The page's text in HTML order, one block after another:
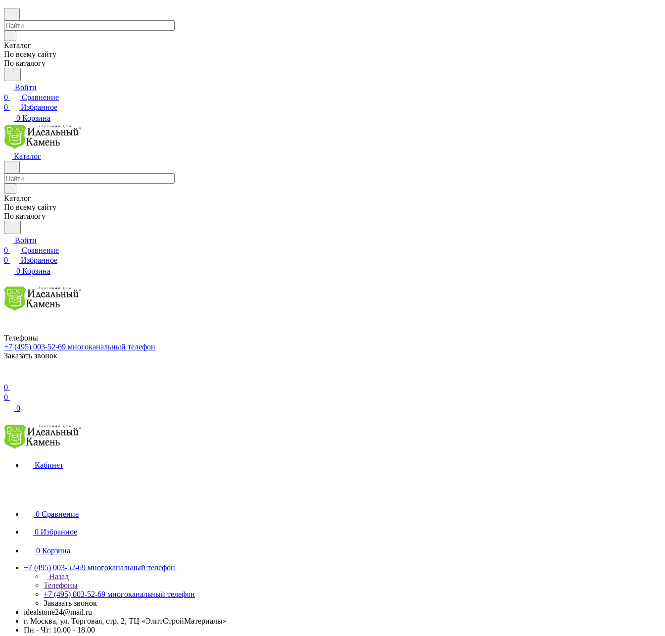
Каталог
По всему сайту
По каталогу
Войти
0
Сравнение
0
Избранное
0 Корзина
Каталог
Каталог
По всему сайту
По каталогу
Войти
0
Сравнение
0
Избранное
0 Корзина
Телефоны
+7 (495) 003-52-69 многоканальный телефон
Заказать звонок
0
0
0
Кабинет
0 Сравнение
0 Избранное
0 Корзина
+7 (495) 003-52-69 многоканальный телефон
Назад
Телефоны
+7 (495) 003-52-69 многоканальный телефон
Заказать звонок
idealstone24@mail.ru
г. Москва, ул. Торговая, стр. 2, ТЦ «ЭлитСтройМатериалы»
Пн - Чт: 10.00 - 18.00